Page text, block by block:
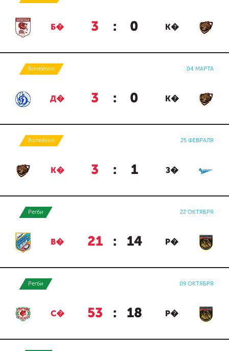
Б� 3 : 0 К�
Волейбол 04 МАРТА
Д� 3 : 0 К�
Волейбол 25 ФЕВРАЛЯ
К� 3 : 1 З�
Регби 22 ОКТЯБРЯ
В� 21 : 14 Р�
Регби 09 ОКТЯБРЯ
С� 53 : 18 Р�